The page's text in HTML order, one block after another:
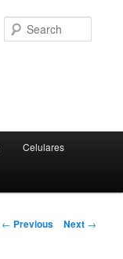
Celulares
Post
← Previous Next →